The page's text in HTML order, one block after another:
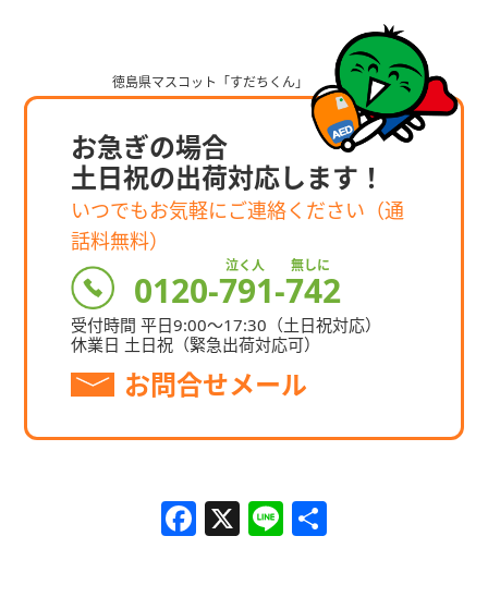
お急ぎの場合
⼟⽇祝の出荷対応します！
いつでもお気軽にご連絡ください（通
話料無料）
0120-791-742
泣く人 無しに
受付時間 平⽇9:00〜17:30 （⼟⽇祝対応）
休業⽇ ⼟⽇祝（緊急出荷対応可）
お問合せメール
F X Li